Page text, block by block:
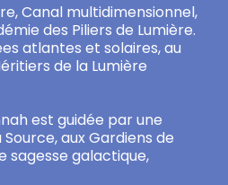
Canal multidimensionnel,
des Piliers de Lumière.
atlantes et solaires, au
de la Lumière
est guidée par une
aux Gardiens de
sagesse galactique,